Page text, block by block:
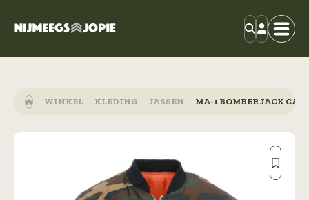
WINKEL KLEDING JASSEN MA-1 BOMBER JACK